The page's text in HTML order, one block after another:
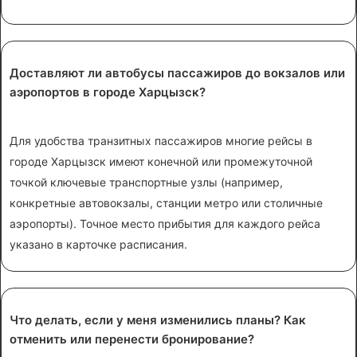
Доставляют ли автобусы пассажиров до вокзалов или
аэропортов в городе Харцызск?
Для удобства транзитных пассажиров многие рейсы в
городе Харцызск имеют конечной или промежуточной
точкой ключевые транспортные узлы (например,
конкретные автовокзалы, станции метро или столичные
аэропорты). Точное место прибытия для каждого рейса
указано в карточке расписания.
Что делать, если у меня изменились планы? Как
отменить или перенести бронирование?